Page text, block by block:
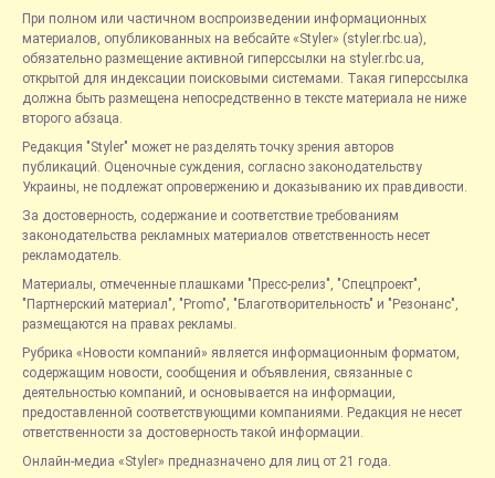
При полном или частичном воспроизведении информационных
материалов, опубликованных на вебсайте «Styler» (styler.rbc.ua),
обязательно размещение активной гиперссылки на styler.rbc.ua,
открытой для индексации поисковыми системами. Такая гиперссылка
должна быть размещена непосредственно в тексте материала не ниже
второго абзаца.
Редакция "Styler" может не разделять точку зрения авторов
публикаций. Оценочные суждения, согласно законодательству
Украины, не подлежат опровержению и доказыванию их правдивости.
За достоверность, содержание и соответствие требованиям
законодательства рекламных материалов ответственность несет
рекламодатель.
Материалы, отмеченные плашками "Пресс-релиз", "Спецпроект",
"Партнерский материал", "Promo", "Благотворительность" и "Резонанс",
размещаются на правах рекламы.
Рубрика «Новости компаний» является информационным форматом,
содержащим новости, сообщения и объявления, связанные с
деятельностью компаний, и основывается на информации,
предоставленной соответствующими компаниями. Редакция не несет
ответственности за достоверность такой информации.
Онлайн-медиа «Styler» предназначено для лиц от 21 года.